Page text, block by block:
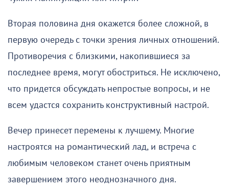
Вторая половина дня окажется более сложной, в
первую очередь с точки зрения личных отношений.
Противоречия с близкими, накопившиеся за
последнее время, могут обостриться. Не исключено,
что придется обсуждать непростые вопросы, и не
всем удастся сохранить конструктивный настрой.
Вечер принесет перемены к лучшему. Многие
настроятся на романтический лад, и встреча с
любимым человеком станет очень приятным
завершением этого неоднозначного дня.